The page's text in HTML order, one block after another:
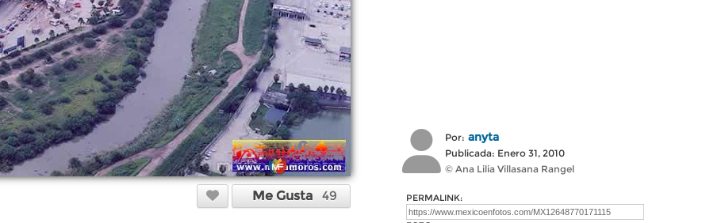
Me Gusta 49
Por: anyta
Publicada: Enero 31, 2010
© Ana Lilia Villasana Rangel
PERMALINK: